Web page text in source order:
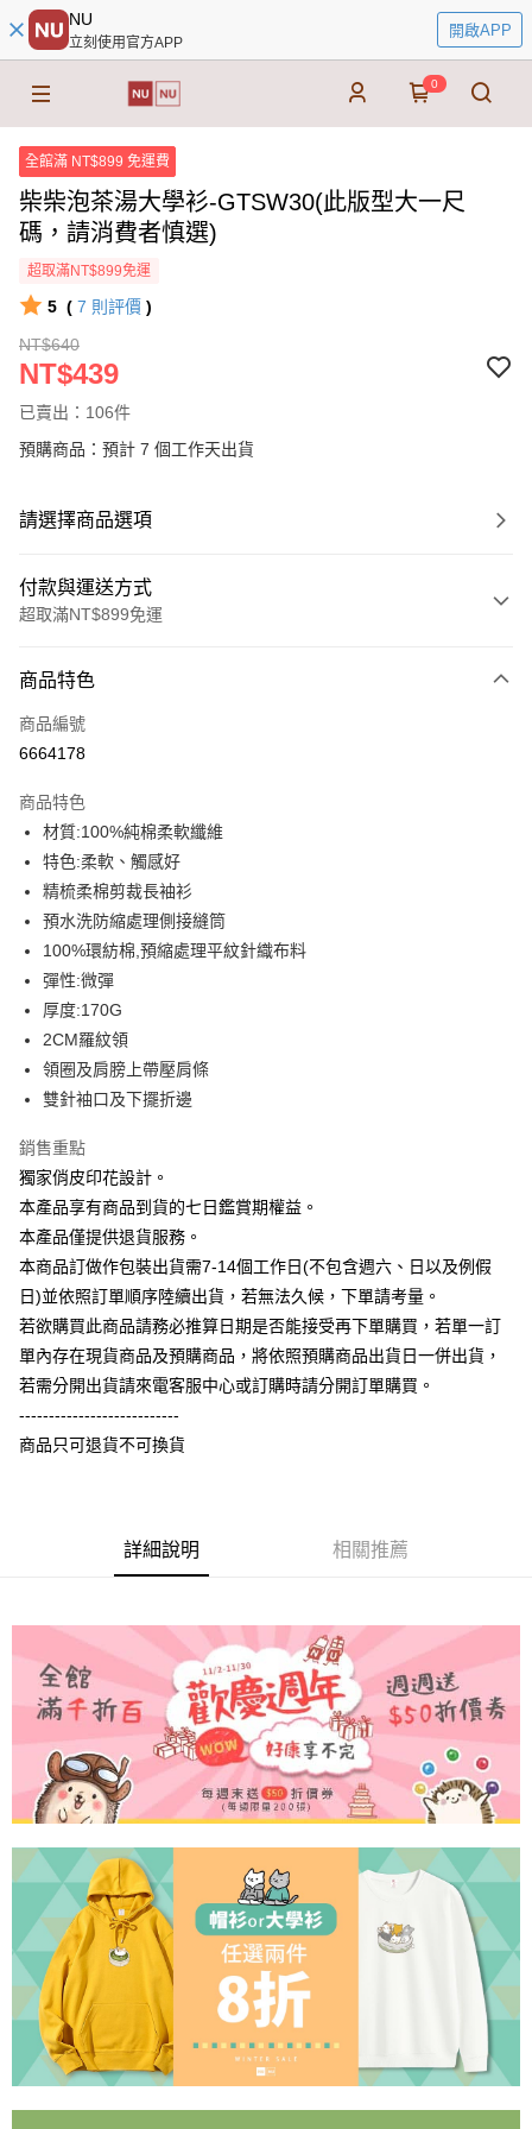
NU
立刻使用官方APP
開啟APP
0
全館滿 NT$899 免運費
柴柴泡茶湯大學衫-GTSW30(此版型大一尺
碼，請消費者慎選)
超取滿NT$899免運
5 ( 7 則評價 )
NT$640
NT$439
已賣出：106件
預購商品：預計 7 個工作天出貨
請選擇商品選項
付款與運送方式
超取滿NT$899免運
信用卡一次付款
信用卡分期付款
合作金庫商業銀行
華南商業銀行
上海商業儲蓄銀行
國泰世華商業銀行
臺灣中小企業銀行
匯豐（台灣）商業銀行
華泰商業銀行
聯邦商業銀行
遠東國際商業銀行
元大商業銀行
玉山商業銀行
台新國際商業銀行
台灣樂天信用卡公司
6 期 0 利率 每期
華南商業銀行
上海商業儲蓄銀行
國泰世華商業銀行
臺灣中小企業銀行
台中商業銀行
匯豐（台灣）商業銀行
聯邦商業銀行
元大商業銀行
玉山商業銀行
台新國際商業銀行
台灣樂天信用卡公司
12 期 0 利率 每期NT$36
合作金庫商業銀行
上海商業儲蓄銀行
國泰世華商業銀行
兆豐國際商業銀行
臺灣中小企業銀行
匯豐（台灣）商業銀行
聯邦商業銀行
元大商業銀行
玉山商業銀行
台新國際商業銀行
超商取貨付款
LINE Pay
Apple Pay
街口支付
悠遊付
Google Pay
全盈+PAY
大哥付你分期
相關說明
1.本服務由台灣大哥大提供，台灣大哥大用戶可立即使用無須另外申請。
2.付款方式選擇「大哥付你分期」，訂單成立後會自動跳轉到大哥付的交易
流程，驗證手機門號後，選擇欲分期的期數、繳款截止日，確認付款後即完
成交易。
3.實際核准額度、可分期數及費用金額請依後續交易確認頁面所載為準。
4.訂單成立30分鐘內，如未前往確認交易或遇審核未通過，訂單將自動取
【繳款方式說明】
買賣價金債權讓與本公司後，依約使用本公司帳單繳交帳款。
2.基於同意付款使用「大哥付你分期」之契約關係目的，商店將以您的個人
資料（包含姓名、電話或地址）提供予台灣大哥大進項蒐集、處理及利用，
由本公司與您本人進行分期帳單所需資料之確認、核對及更正。
3.完整用戶服務條款，請詳閱以下連結：https://oppay.tw/userRule
AFTEE先享後付
相關說明
【關於「AFTEE先享後付」】
AFTEE先享後付是「在收到商品之後才付款」的支付方式。 讓您購物簡單
１．簡單：不需註冊會員、不需綁卡、不需儲值。
２．便利：只要手機號碼，簡訊認證，即可結帳。
３．安心：先確認商品／服務後，再付款。
２．訂單成立數日內，您將收到繳費通知簡訊。
３．收到繳費通知簡訊後14天內，點擊此簡訊中的連結，可透過四大超商／
購買商品的店家。未經商家同意取消之訂單仍視為有效，需透過AFTEE先享
後付繳納相關費用。
※ 交易是否成功請以「AFTEE先享後付 」之結帳頁面顯示為準，若有關於
是否繳費成功／繳費後需取消欲退款等相關疑問，請聯繫「AFTEE先享後付
客戶支援中心」https://netprotections.freshdesk.com/support/home
【注意事項】
１．透過由恩沛科技股份有限公司提供之「AFTEE先享後付」服務完成之交
易，需依本服務之必要範圍內提供個人資料，並將交易相關給付款項請求債
權轉讓予恩沛科技股份有限公司。
https://aftee.tw/terms/#terms3
３．未成年的使用者請事先徵得法定代理人或監護人之同意方可使用
「AFTEE先享後付」，若未經同意申辦者引起之損失，本公司不負相關責
任。
４．使用「AFTEE先享後付」時，將依據個別帳號之用戶狀況，依本公司即
時審查核予不同之上限額度；若仍有額度不足之情形，本公司將視審查結果
請求用戶進行身份認證。
５．嚴禁一人註冊多個帳號或使用他人資訊註冊。若發現惡意使用之情形，
恩沛科技股份有限公司將有權停止該用戶之使用額度並採取法律行動。
ATM付款
全家付款取貨
每筆NT$60，滿NT$899(含以上)免運費
每筆NT$65，滿NT$899(含以上)免運費
付款後7-11取貨
每筆NT$60，滿NT$899(含以上)免運費
宅配
每筆NT$65，滿NT$899(含以上)免運費
商品特色
商品編號
6664178
商品特色
材質:100%純棉柔軟纖維
特色:柔軟、觸感好
精梳柔棉剪裁長袖衫
預水洗防縮處理側接縫筒
100%環紡棉,預縮處理平紋針織布料
彈性:微彈
厚度:170G
2CM羅紋領
領圈及肩膀上帶壓肩條
雙針袖口及下擺折邊
銷售重點
獨家俏皮印花設計。
本產品享有商品到貨的七日鑑賞期權益。
本產品僅提供退貨服務。
本商品訂做作包裝出貨需7-14個工作日(不包含週六、日以及例假
日)並依照訂單順序陸續出貨，若無法久候，下單請考量。
若欲購買此商品請務必推算日期是否能接受再下單購買，若單一訂
單內存在現貨商品及預購商品，將依照預購商品出貨日一併出貨，
若需分開出貨請來電客服中心或訂購時請分開訂單購買。
---------------------------
商品只可退貨不可換貨
詳細說明 相關推薦